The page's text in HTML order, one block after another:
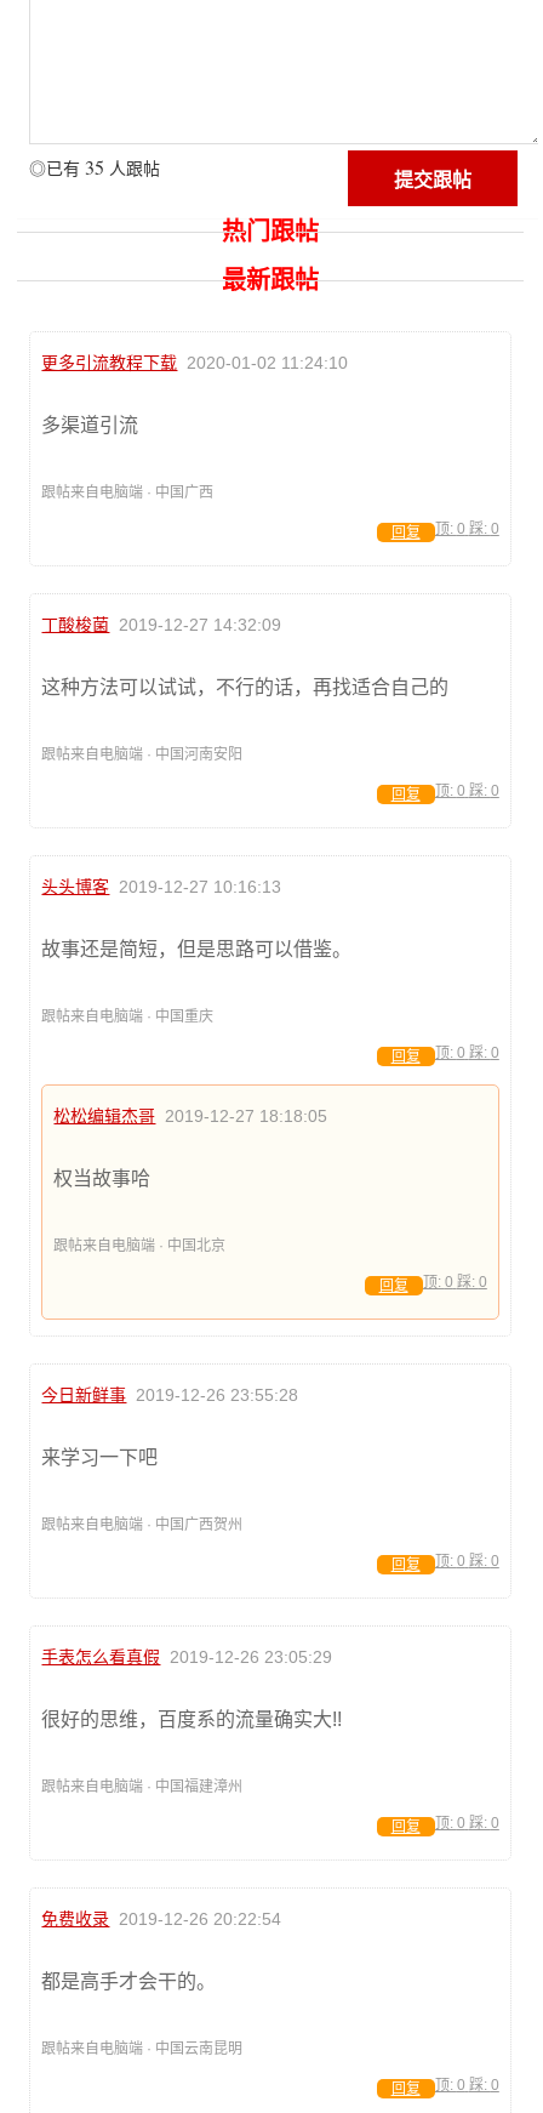
◎已有 35 人跟帖
热门跟帖
最新跟帖
更多引流教程下载 2020-01-02 11:24:10
多渠道引流
跟帖来自电脑端 · 中国广西
顶: 0 踩: 0
回复
丁酸梭菌 2019-12-27 14:32:09
这种方法可以试试，不行的话，再找适合自己的
跟帖来自电脑端 · 中国河南安阳
顶: 0 踩: 0
回复
头头博客 2019-12-27 10:16:13
故事还是简短，但是思路可以借鉴。
跟帖来自电脑端 · 中国重庆
顶: 0 踩: 0
回复
松松编辑杰哥 2019-12-27 18:18:05
权当故事哈
跟帖来自电脑端 · 中国北京
顶: 0 踩: 0
回复
今日新鲜事 2019-12-26 23:55:28
来学习一下吧
跟帖来自电脑端 · 中国广西贺州
顶: 0 踩: 0
回复
手表怎么看真假 2019-12-26 23:05:29
很好的思维，百度系的流量确实大!!
跟帖来自电脑端 · 中国福建漳州
顶: 0 踩: 0
回复
免费收录 2019-12-26 20:22:54
都是高手才会干的。
跟帖来自电脑端 · 中国云南昆明
顶: 0 踩: 0
回复